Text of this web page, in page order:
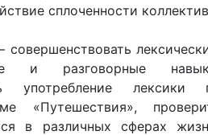
сплоченности
совершенствовать
и разговорные
употребление лексики
«Путешествия»,
в различных сферах